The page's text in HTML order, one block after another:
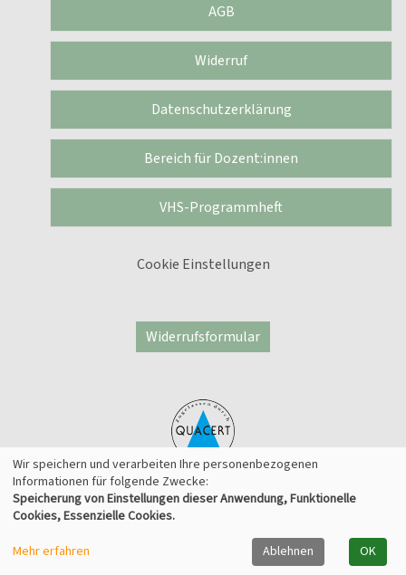
AGB
Widerruf
Datenschutzerklärung
Bereich für Dozent:innen
VHS-Programmheft
Cookie Einstellungen
Widerrufsformular
© 2026 Kufer Software GmbH
Wir speichern und verarbeiten Ihre personenbezogenen
Informationen für folgende Zwecke:
Speicherung von Einstellungen dieser Anwendung, Funktionelle
Cookies, Essenzielle Cookies.
Mehr erfahren
Ablehnen OK